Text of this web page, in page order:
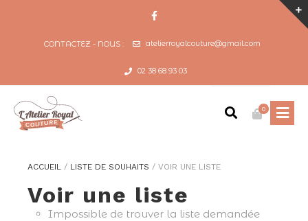
CONTACTEZ - NOUS : atelierroyalcouture@gmail.com
02 38 68 93 03
0
ACCUEIL / LISTE DE SOUHAITS / VOIR UNE LISTE
Voir une liste
Impossible de trouver la liste demandée